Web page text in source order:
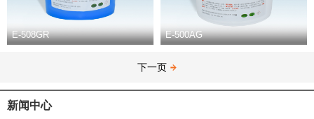
E-508GR E-500AG
下一页
新闻中心